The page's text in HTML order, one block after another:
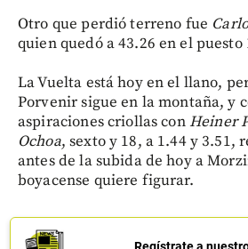
Otro que perdió terreno fue
quien quedó a 43.26 en el
La Vuelta está hoy en el llano,
Porvenir sigue en la montaña, y
aspiraciones criollas conHeiner
Ochoa, sexto y 18, a 1.44 y 3.51,
antes de la subida de hoy a
boyacense quiere figurar.